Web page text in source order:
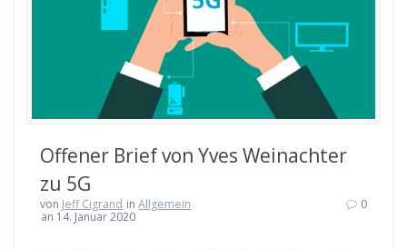
Offener Brief von Yves Weinachter
zu 5G
von Jeff Cigrand inAllgemein
an 14. Januar 2020
0